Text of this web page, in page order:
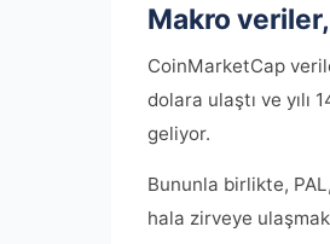
Makro
CoinMarketCap
dolara ulaştı ve yılı
geliyor.
Bununla birlikte,
hala zirveye